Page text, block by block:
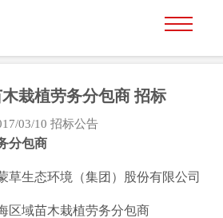
栽植劳务分包商 招标
03/10 招标公告
分包商
草生态环境（集团）股份有限公司
区域苗木栽植劳务分包商